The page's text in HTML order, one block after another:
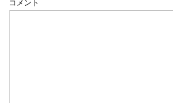
コメント